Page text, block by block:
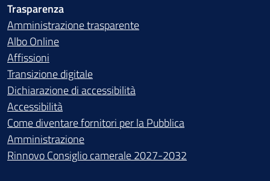
Trasparenza
Amministrazione trasparente
Albo Online
Affissioni
Transizione digitale
Dichiarazione di accessibilità
Accessibilità
Come diventare fornitori per la Pubblica
Amministrazione
Rinnovo Consiglio camerale 2027-2032